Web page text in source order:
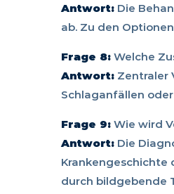
Antwort: Die
ab. Zu den
Frage 8: Welche
Antwort: Zentraler
Schlaganfällen
Frage 9: Wie wird
Antwort: Die
Krankengeschichte
durch bildgebende